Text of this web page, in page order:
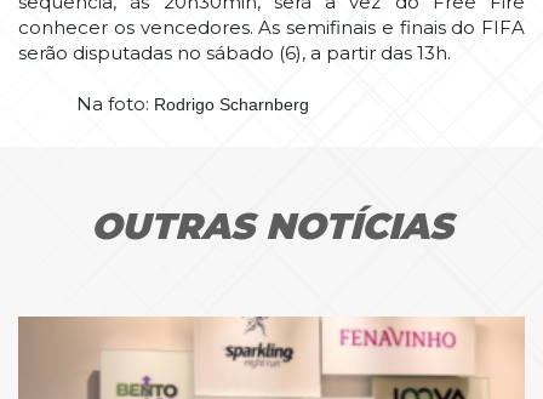
conhecer os vencedores. As semifinais e finais do FIFA
serão disputadas no sábado (6), a partir das 13h.
Na foto: Rodrigo Scharnberg
OUTRAS NOTÍCIAS